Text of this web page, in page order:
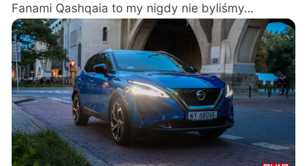
Fanami Qashqaia to my nigdy nie byliśmy…